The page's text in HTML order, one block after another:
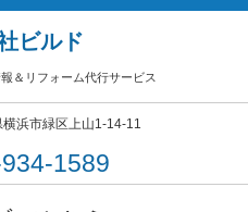
ビルド
＆リフォーム代行サービス
浜市緑区上山1-14-11
1589